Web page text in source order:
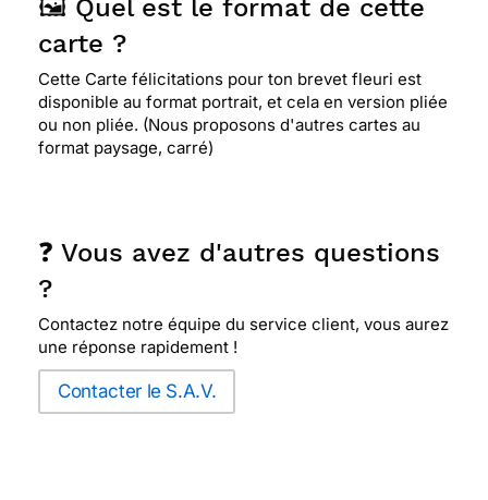
🖼️ Quel est le format de cette
carte ?
Cette Carte félicitations pour ton brevet fleuri est
disponible au format portrait, et cela en version pliée
ou non pliée. (Nous proposons d'autres cartes au
format paysage, carré)
❓ Vous avez d'autres questions
?
Contactez notre équipe du service client, vous aurez
une réponse rapidement !
Contacter le S.A.V.